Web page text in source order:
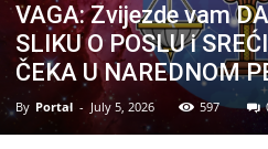
VAGA: Zvijezde vam
SLIKU O POSLU i
ČEKA U NAREDNOM
By Portal - July 5, 2026 597